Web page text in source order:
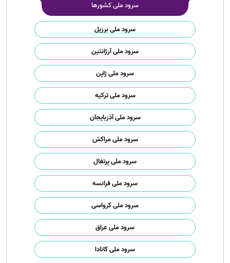
سرود ملی کشورها
سرود ملی برزیل
سرود ملی آرژانتین
سرود ملی ژاپن
سرود ملی ترکیه
سرود ملی آذربایجان
سرود ملی مراکش
سرود ملی پرتغال
سرود ملی فرانسه
سرود ملی کرواسی
سرود ملی عراق
سرود ملی کانادا